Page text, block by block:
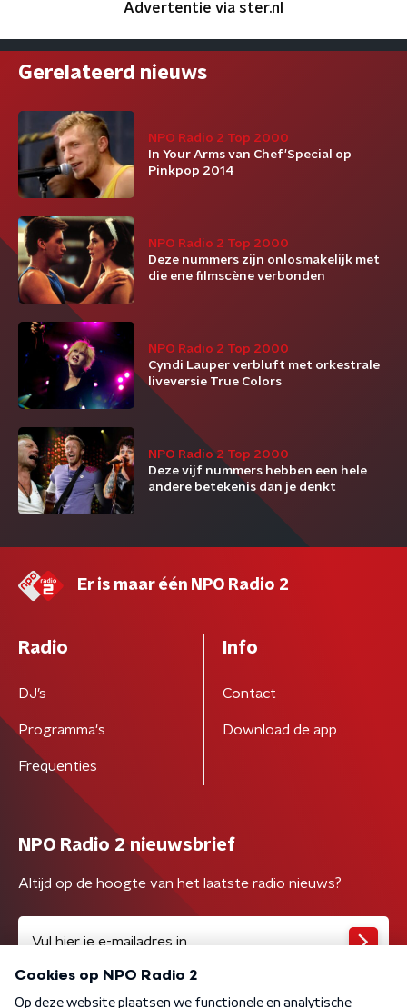
Advertentie via ster.nl
Gerelateerd nieuws
NPO Radio 2 Top 2000
In Your Arms van Chef'Special op
Pinkpop 2014
NPO Radio 2 Top 2000
Deze nummers zijn onlosmakelijk met
die ene filmscène verbonden
NPO Radio 2 Top 2000
Cyndi Lauper verbluft met orkestrale
liveversie True Colors
NPO Radio 2 Top 2000
Deze vijf nummers hebben een hele
andere betekenis dan je denkt
Er is maar één NPO Radio 2
Radio
DJ’s
Programma's
Frequenties
Info
Contact
Download de app
NPO Radio 2 nieuwsbrief
Altijd op de hoogte van het laatste radio nieuws?